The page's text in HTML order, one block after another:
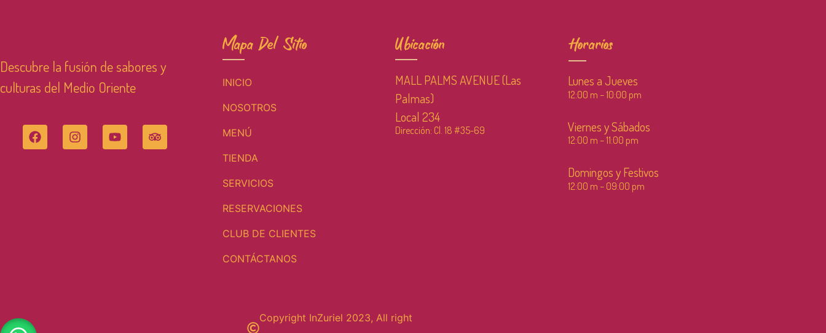
Descubre la fusión de sabores y
culturas del Medio Oriente
Mapa Del Sitio
INICIO
NOSOTROS
MENÚ
TIENDA
SERVICIOS
RESERVACIONES
CLUB DE CLIENTES
CONTÁCTANOS
Ubicación
MALL PALMS AVENUE (Las
Palmas)
Local 234
Dirección: Cl. 18 #35-69
Horarios
Lunes a Jueves
12:00 m – 10:00 pm
Viernes y Sábados
12:00 m – 11:00 pm
Domingos y Festivos
12:00 m – 09:00 pm
Copyright InZuriel 2023, All right